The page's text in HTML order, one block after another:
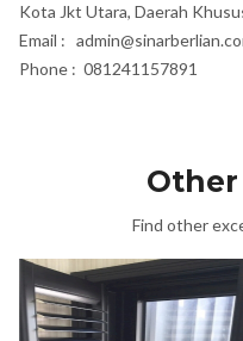
Kota Jkt Utara, Daerah
Email :
Phone : 081241157891
Find other